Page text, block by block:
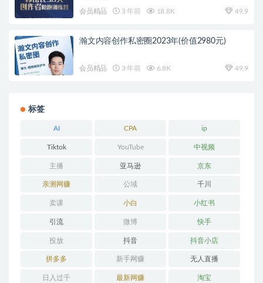
会员精品 3 年前 18.8K 49.9
瀚文内容创作私密圈2023年(价值2980元)
会员精品 3 年前 6.8K 49.9
标签
AI CPA ip
Tiktok YouTube 中视频
主播 亚马逊 京东
亲测网赚 公域 千川
卖课 小白 小红书
引流 微博 快手
投放 抖音 抖音小店
拼多多 新手网赚 无人直播
日入过千 最新网赚 淘宝